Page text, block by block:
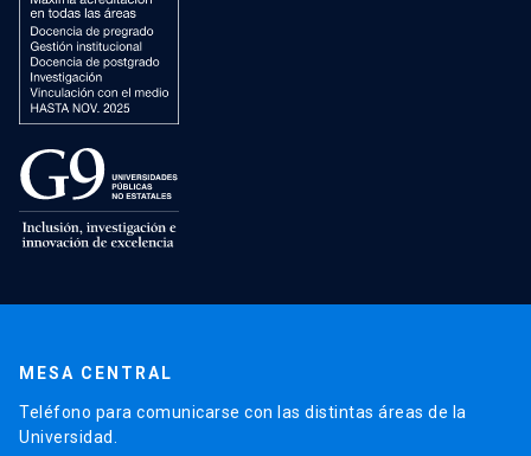
MESA CENTRAL
Teléfono para comunicarse con las distintas áreas de la
Universidad.